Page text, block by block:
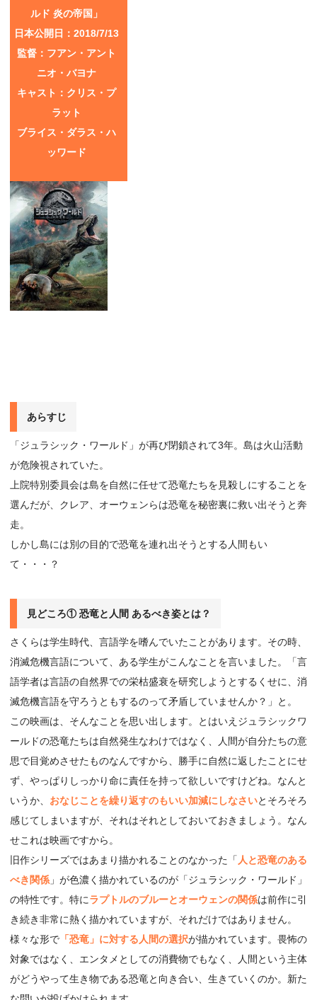
ルド 炎の帝国」
日本公開日：2018/7/13
監督：フアン・アント
ニオ・バヨナ
キャスト：クリス・プ
ラット
ブライス・ダラス・ハ
ッワード
あらすじ
「ジュラシック・ワールド」が再び閉鎖されて3年。島は火山活動
が危険視されていた。
上院特別委員会は島を自然に任せて恐竜たちを見殺しにすることを
選んだが、クレア、オーウェンらは恐竜を秘密裏に救い出そうと奔
走。
しかし島には別の目的で恐竜を連れ出そうとする人間もい
て・・・？
見どころ① 恐竜と人間 あるべき姿とは？
さくらは学生時代、言語学を嗜んでいたことがあります。その時、
消滅危機言語について、ある学生がこんなことを言いました。「言
語学者は言語の自然界での栄枯盛衰を研究しようとするくせに、消
滅危機言語を守ろうともするのって矛盾していませんか？」と。
この映画は、そんなことを思い出します。とはいえジュラシックワ
ールドの恐竜たちは自然発生なわけではなく、人間が自分たちの意
思で目覚めさせたものなんですから、勝手に自然に返したことにせ
ず、やっぱりしっかり命に責任を持って欲しいですけどね。なんと
いうか、 おなじことを繰り返すのもいい加減にしなさいとそろそろ
感じてしまいますが、それはそれとしておいておきましょう。なん
せこれは映画ですから。
旧作シリーズではあまり描かれることのなかった「 人と恐竜のある
べき関係 」が色濃く描かれているのが「ジュラシック・ワールド」
の特性です。特にラプトルのブルーとオーウェンの関係は前作に引
き続き非常に熱く描かれていますが、それだけではありません。
様々な形で 「恐竜」に対する人間の選択が描かれています。畏怖の
対象ではなく、エンタメとしての消費物でもなく、人間という主体
がどうやって生き物である恐竜と向き合い、生きていくのか。新た